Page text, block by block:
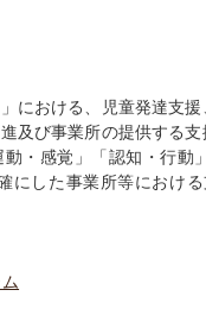
における、児童発達支
及び事業所の提供する
・感覚」「認知・行動
にした事業所等におけ